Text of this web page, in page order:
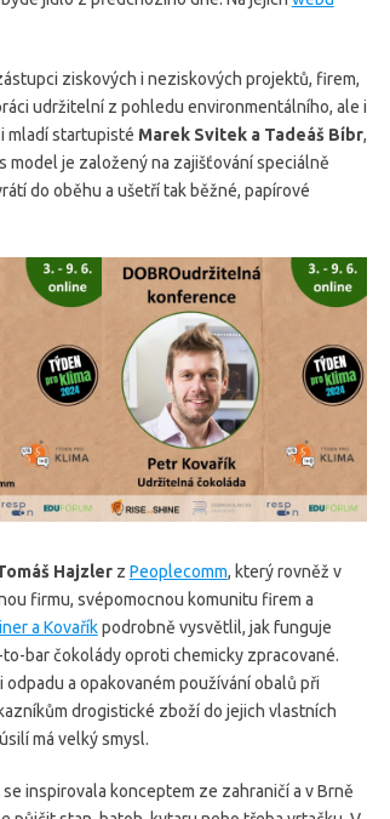
ziskových i neziskových projektů, firem,
udržitelní z pohledu environmentálního, ale i
mladí startupisté Marek Svitek a Tadeáš Bíbr,
model je založený na zajišťování speciálně
do oběhu a ušetří tak běžné, papírové
Hajzlerz Peoplecomm, který rovněž v
firmu, svépomocnou komunitu firem a
a Kovaříkpodrobně vysvětlil, jak funguje
bar čokolády oproti chemicky zpracované.
a opakovaném používání obalů při
drogistické zboží do jejich vlastních
má velký smysl.
inspirovala konceptem ze zahraničí a v Brně